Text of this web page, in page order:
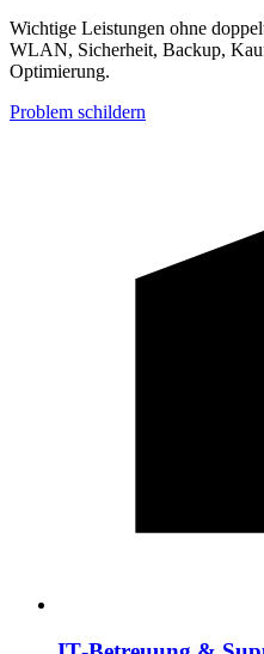
Wichtige Leistungen ohne
WLAN, Sicherheit, Backup,
Optimierung.
Problem schildern